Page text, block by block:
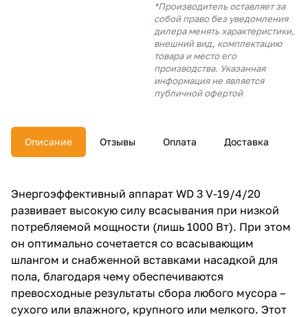
*Производитель оставляет за
собой право без уведомления
дилера менять характеристики,
внешний вид, комплектацию
товара и место его
производства. Указанная
информация не является
публичной офертой
Описание Отзывы Оплата Доставка
Энергоэффективный аппарат WD 3 V-19/4/20
развивает высокую силу всасывания при низкой
потребляемой мощности (лишь 1000 Вт). При этом
он оптимально сочетается со всасывающим
шлангом и снабженной вставками насадкой для
пола, благодаря чему обеспечиваются
превосходные результаты сбора любого мусора –
сухого или влажного, крупного или мелкого. Этот
выбранный способом
% будут
с вашей карты
каждые 2 недели
Подробнее
25
недели
Остались вопросы?
8 800 302-02-51
plait.ru